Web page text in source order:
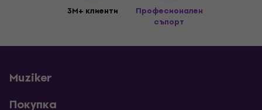
3M+ клиенти
Професионален
съпорт
Muziker
Покупка